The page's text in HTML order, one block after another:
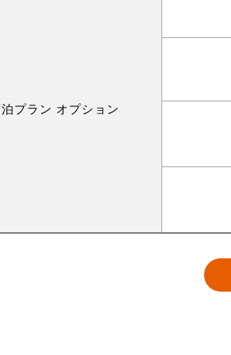
プラン オプション